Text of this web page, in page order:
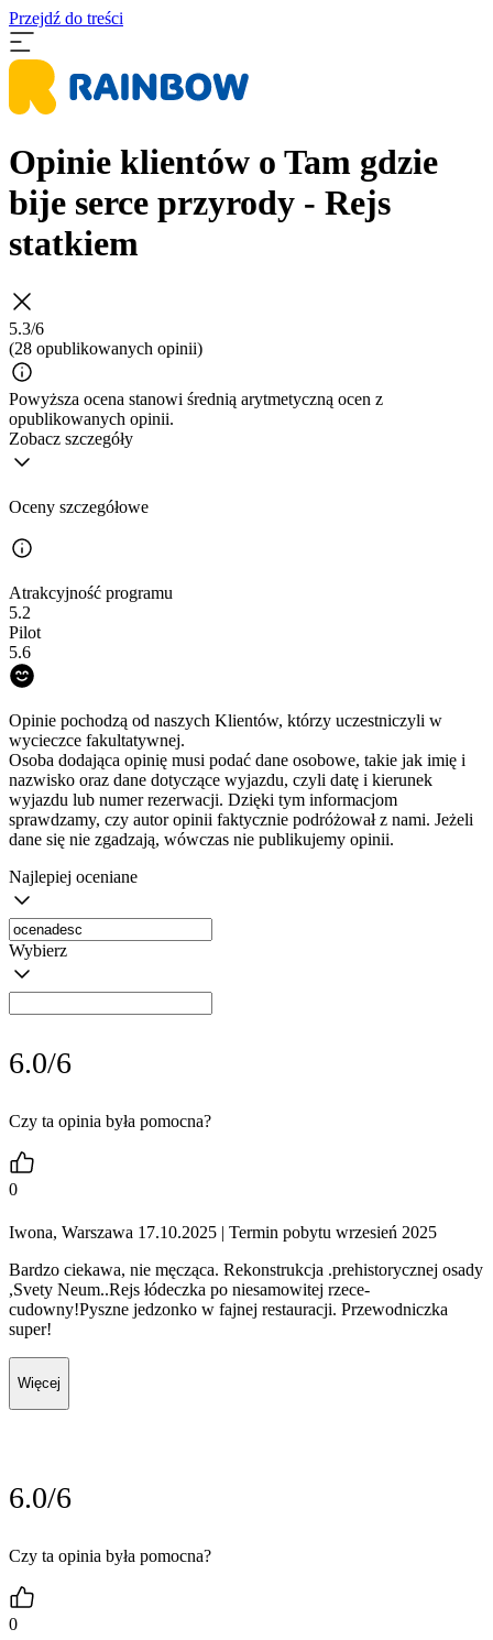
Przejdź do treści
Opinie klientów o Tam gdzie
bije serce przyrody - Rejs
statkiem
5.3/6
(28 opublikowanych opinii)
Powyższa ocena stanowi średnią arytmetyczną ocen z
opublikowanych opinii.
Zobacz szczegóły
Oceny szczegółowe
Atrakcyjność programu
5.2
Pilot
5.6
Opinie pochodzą od naszych Klientów, którzy uczestniczyli w
wycieczce fakultatywnej.
Osoba dodająca opinię musi podać dane osobowe, takie jak imię i
nazwisko oraz dane dotyczące wyjazdu, czyli datę i kierunek
wyjazdu lub numer rezerwacji. Dzięki tym informacjom
sprawdzamy, czy autor opinii faktycznie podróżował z nami. Jeżeli
dane się nie zgadzają, wówczas nie publikujemy opinii.
Najlepiej oceniane
Wybierz
6.0/6
Czy ta opinia była pomocna?
0
Iwona, Warszawa 17.10.2025 | Termin pobytu wrzesień 2025
Bardzo ciekawa, nie męcząca. Rekonstrukcja .prehistorycznej osady
,Svety Neum..Rejs łódeczka po niesamowitej rzece-
cudowny!Pyszne jedzonko w fajnej restauracji. Przewodniczka
super!
Więcej
6.0/6
Czy ta opinia była pomocna?
0